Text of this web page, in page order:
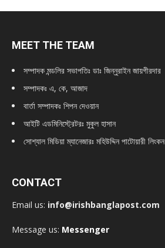
MEET THE TEAM
সম্পাদক মন্ডলির সভাপতিঃ ডাঃ জিন্নুরাইন জায়গীরদার
সম্পাদকঃ এ, কে, আজাদ
বার্তা সম্পাদকঃ শিপন দেওয়ান
আইটি এডমিনিস্ট্রেটরঃ মুকুল হাসান
সোশ্যাল মিডিয়া ম্যানেজারঃ মহিউদ্দিন পাটোয়ারী লিংকন
CONTACT
Email us: info@irishbanglapost.com
Message us: Messenger